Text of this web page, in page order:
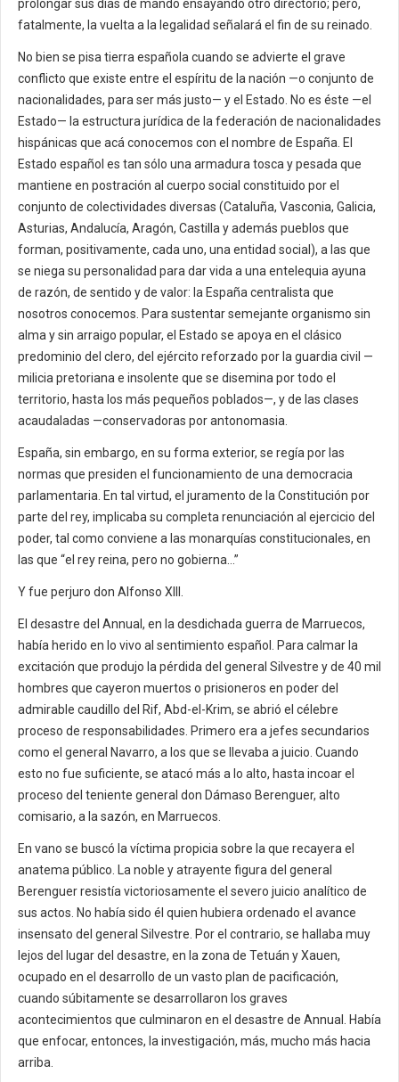
prolongar sus días de mando ensayando otro directorio; pero,
fatalmente, la vuelta a la legalidad señalará el fin de su reinado.
No bien se pisa tierra española cuando se advierte el grave
conflicto que existe entre el espíritu de la nación —o conjunto de
nacionalidades, para ser más justo— y el Estado. No es éste —el
Estado— la estructura jurídica de la federación de nacionalidades
hispánicas que acá conocemos con el nombre de España. El
Estado español es tan sólo una armadura tosca y pesada que
mantiene en postración al cuerpo social constituido por el
conjunto de colectividades diversas (Cataluña, Vasconia, Galicia,
Asturias, Andalucía, Aragón, Castilla y además pueblos que
forman, positivamente, cada uno, una entidad social), a las que
se niega su personalidad para dar vida a una entelequia ayuna
de razón, de sentido y de valor: la España centralista que
nosotros conocemos. Para sustentar semejante organismo sin
alma y sin arraigo popular, el Estado se apoya en el clásico
predominio del clero, del ejército reforzado por la guardia civil —
milicia pretoriana e insolente que se disemina por todo el
territorio, hasta los más pequeños poblados—, y de las clases
acaudaladas —conservadoras por antonomasia.
España, sin embargo, en su forma exterior, se regía por las
normas que presiden el funcionamiento de una democracia
parlamentaria. En tal virtud, el juramento de la Constitución por
parte del rey, implicaba su completa renunciación al ejercicio del
poder, tal como conviene a las monarquías constitucionales, en
las que “el rey reina, pero no gobierna…”
Y fue perjuro don Alfonso XIII.
El desastre del Annual, en la desdichada guerra de Marruecos,
había herido en lo vivo al sentimiento español. Para calmar la
excitación que produjo la pérdida del general Silvestre y de 40 mil
hombres que cayeron muertos o prisioneros en poder del
admirable caudillo del Rif, Abd-el-Krim, se abrió el célebre
proceso de responsabilidades. Primero era a jefes secundarios
como el general Navarro, a los que se llevaba a juicio. Cuando
esto no fue suficiente, se atacó más a lo alto, hasta incoar el
proceso del teniente general don Dámaso Berenguer, alto
comisario, a la sazón, en Marruecos.
En vano se buscó la víctima propicia sobre la que recayera el
anatema público. La noble y atrayente figura del general
Berenguer resistía victoriosamente el severo juicio analítico de
sus actos. No había sido él quien hubiera ordenado el avance
insensato del general Silvestre. Por el contrario, se hallaba muy
lejos del lugar del desastre, en la zona de Tetuán y Xauen,
ocupado en el desarrollo de un vasto plan de pacificación,
cuando súbitamente se desarrollaron los graves
acontecimientos que culminaron en el desastre de Annual. Había
que enfocar, entonces, la investigación, más, mucho más hacia
arriba.